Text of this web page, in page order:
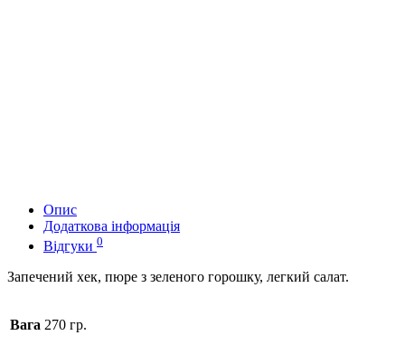
Опис
Додаткова інформація
Відгуки 0
Запечений хек, пюре з зеленого горошку, легкий салат.
Вага 270 гр.